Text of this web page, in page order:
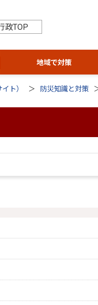
政TOP
地域で対策
ト） 防災知識と対策